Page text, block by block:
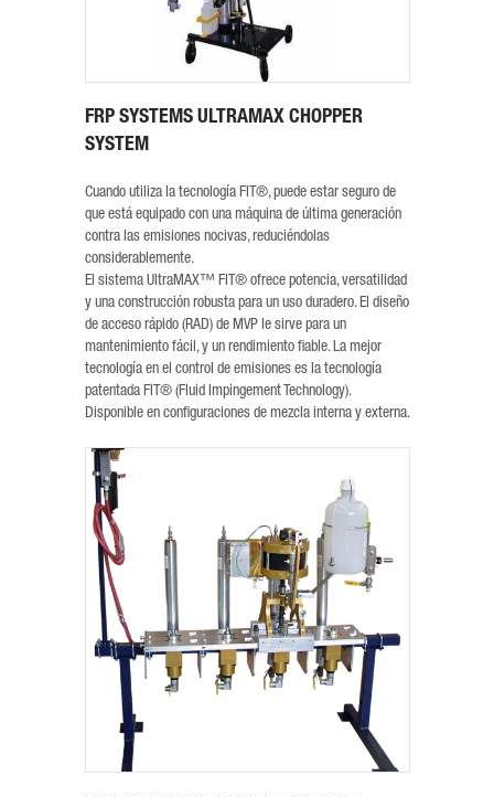
FRP SYSTEMS ULTRAMAX CHOPPER
SYSTEM
Cuando utiliza la tecnología FIT®, puede estar seguro de
que está equipado con una máquina de última generación
contra las emisiones nocivas, reduciéndolas
considerablemente.
El sistema UltraMAX™ FIT® ofrece potencia, versatilidad
y una construcción robusta para un uso duradero. El diseño
de acceso rápido (RAD) de MVP le sirve para un
mantenimiento fácil, y un rendimiento fiable. La mejor
tecnología en el control de emisiones es la tecnología
patentada FIT® (Fluid Impingement Technology).
Disponible en configuraciones de mezcla interna y externa.